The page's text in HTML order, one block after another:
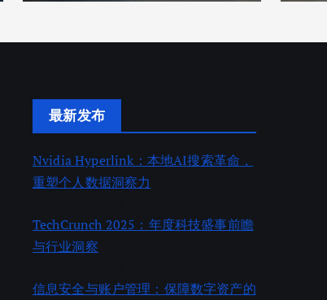
最新发布
Nvidia Hyperlink：本地AI搜索革命，
重塑个人数据洞察力
TechCrunch 2025：年度科技盛事前瞻
与行业洞察
信息安全与账户管理：保障数字资产的